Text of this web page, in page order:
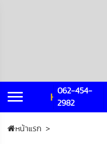
Hotline
062-454-
2982
หน้าแรก